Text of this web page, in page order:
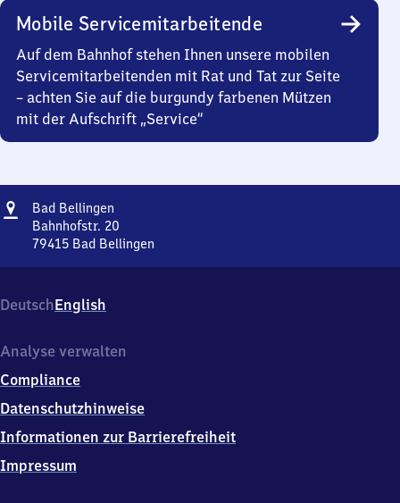
Mobile Servicemitarbeitende
Auf dem Bahnhof stehen Ihnen unsere mobilen
Servicemitarbeitenden mit Rat und Tat zur Seite
– achten Sie auf die burgundy farbenen Mützen
mit der Aufschrift „Service“
Adresse
Bad Bellingen
d
Bellingen
Bahnhofstr. 20
79415 Bad Bellingen
Bellingen,
Bahnhofstr.
7
4
1
Bad
Bellingen
DeutschEnglish
Analyse verwalten
Compliance
Datenschutzhinweise
Informationen zur Barrierefreiheit
Impressum